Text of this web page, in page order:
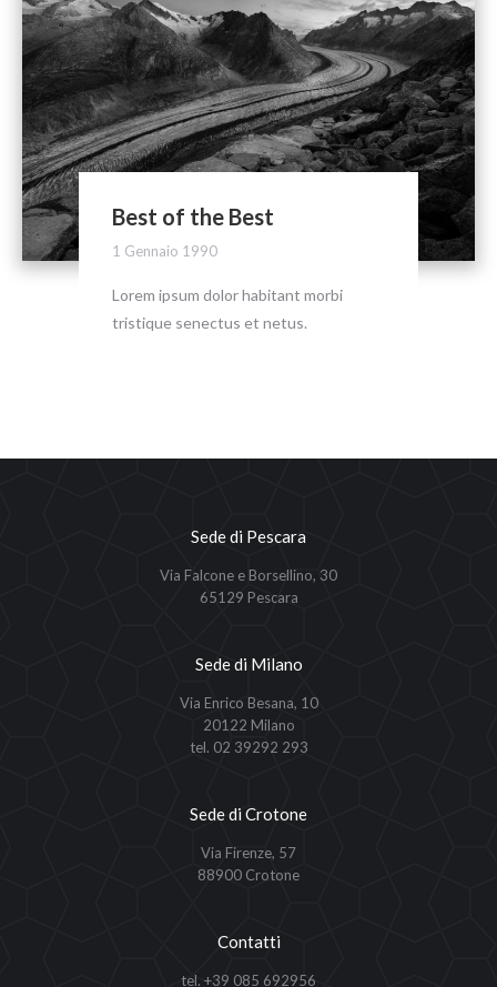
Best of the Best
1 Gennaio 1990
Lorem ipsum dolor habitant morbi
tristique senectus et netus.
Sede di Pescara
Via Falcone e Borsellino, 30
65129 Pescara
Sede di Milano
Via Enrico Besana, 10
20122 Milano
tel. 02 39292 293
Sede di Crotone
Via Firenze, 57
88900 Crotone
Contatti
tel. +39 085 692956